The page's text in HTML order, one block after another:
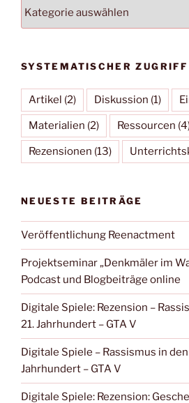
SYSTEMATISCHER ZUGRIFF
Artikel (2) Diskussion (1)
Materialien (2) Ressourcen
Rezensionen (13)
NEUESTE BEITRÄGE
Veröffentlichung Reenactment
Projektseminar „Denkmäler im
Podcast und Blogbeiträge online
Digitale Spiele: Rezension –
21. Jahrhundert – GTA V
Digitale Spiele – Rassismus in
Jahrhundert – GTA V
Digitale Spiele: Rezension: